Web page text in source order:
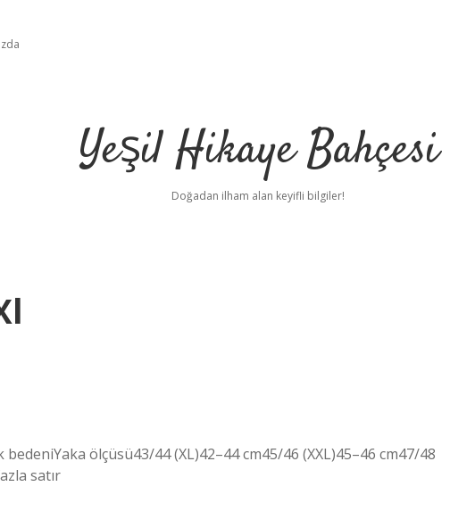
Yeşil Hikaye Bahçesi
Doğadan ilham alan keyifli bilgiler!
ölçüsü43/44 (XL)42–44 cm45/46 (XXL)45–46 cm47/48
satır